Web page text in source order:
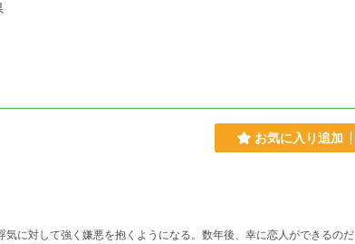
お気に入り追加
に対して強く嫌悪を抱くようになる。数年後、幸に恋人ができるのだ